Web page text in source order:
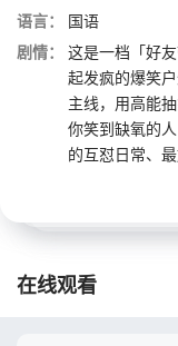
语言：
国语
剧情：
这是一档「好
起发疯的爆笑
主线，用高能
你笑到缺氧的
的互怼日常、
在线观看